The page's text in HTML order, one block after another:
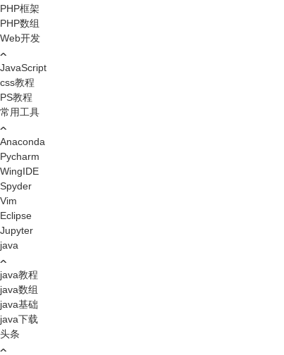
PHP框架
PHP数组
Web开发
JavaScript
css教程
PS教程
常用工具
Anaconda
Pycharm
WingIDE
Spyder
Vim
Eclipse
Jupyter
java
java教程
java数组
java基础
java下载
头条